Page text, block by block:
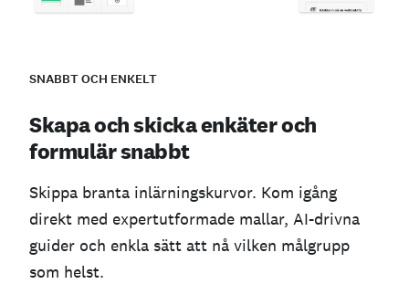
SNABBT OCH ENKELT
Skapa och skicka enkäter och
formulär snabbt
Skippa branta inlärningskurvor. Kom igång
direkt med expertutformade mallar, AI-drivna
guider och enkla sätt att nå vilken målgrupp
som helst.